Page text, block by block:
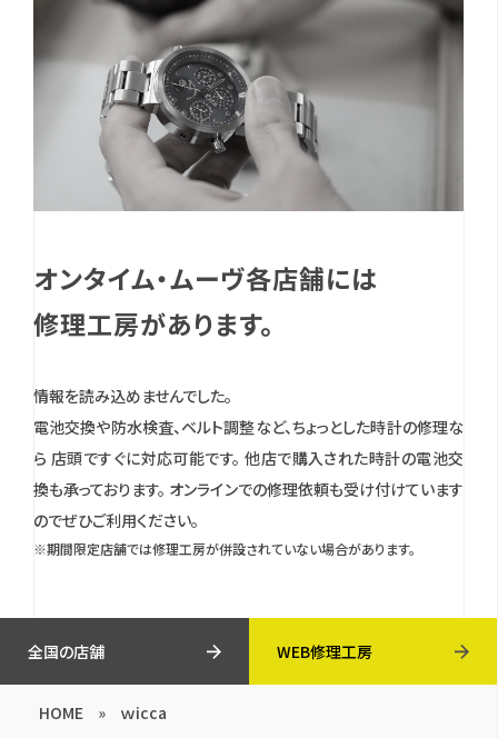
オンタイム・ムーヴ各店舗には
修理工房があります。
情報を読み込めませんでした。
電池交換や防水検査、ベルト調整など、ちょっとした時計の修理な
ら 店頭ですぐに対応可能です。 他店で購入された時計の電池交
換も承っております。 オンラインでの修理依頼も受け付けています
のでぜひご利用ください。
※期間限定店舗では修理工房が併設されていない場合があります。
全国の店舗 WEB修理工房
HOME » ｗicca